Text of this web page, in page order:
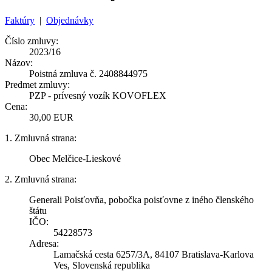
Faktúry | Objednávky
Číslo zmluvy:
2023/16
Názov:
Poistná zmluva č. 2408844975
Predmet zmluvy:
PZP - prívesný vozík KOVOFLEX
Cena:
30,00 EUR
1. Zmluvná strana:
Obec Melčice-Lieskové
2. Zmluvná strana:
Generali Poisťovňa, pobočka poisťovne z iného členského
štátu
IČO:
54228573
Adresa:
Lamačská cesta 6257/3A, 84107 Bratislava-Karlova
Ves, Slovenská republika